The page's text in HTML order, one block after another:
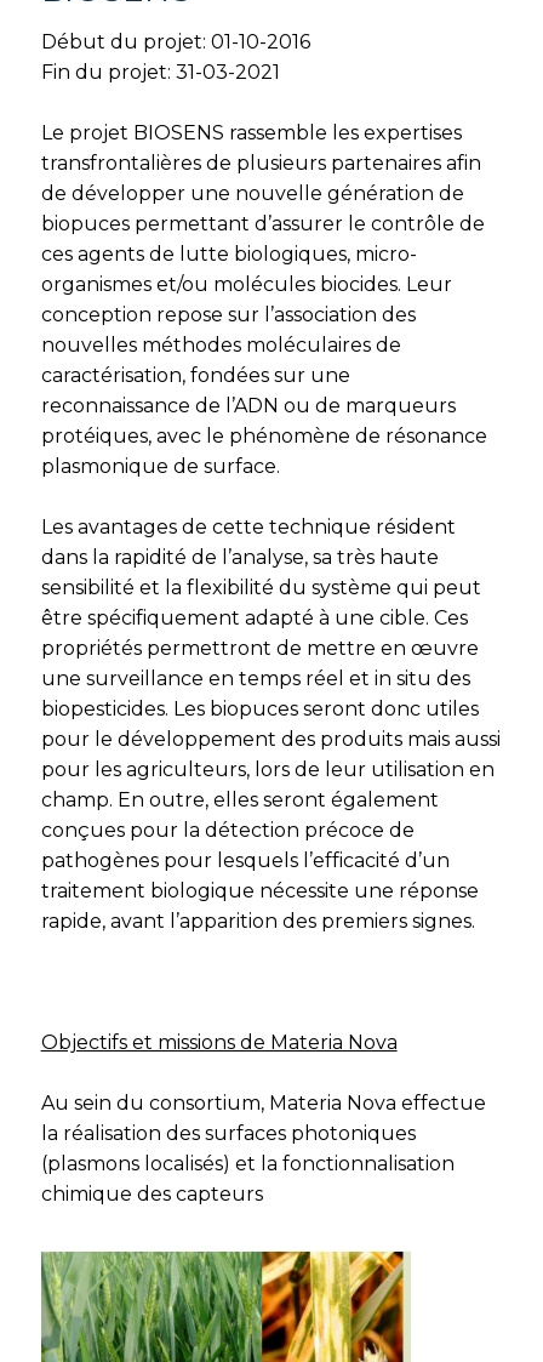
Début du projet: 01-10-2016
Fin du projet: 31-03-2021
Le projet BIOSENS rassemble les expertises
transfrontalières de plusieurs partenaires afin
de développer une nouvelle génération de
biopuces permettant d’assurer le contrôle de
ces agents de lutte biologiques, micro-
organismes et/ou molécules biocides. Leur
conception repose sur l’association des
nouvelles méthodes moléculaires de
caractérisation, fondées sur une
reconnaissance de l’ADN ou de marqueurs
protéiques, avec le phénomène de résonance
plasmonique de surface.
Les avantages de cette technique résident
dans la rapidité de l’analyse, sa très haute
sensibilité et la flexibilité du système qui peut
être spécifiquement adapté à une cible. Ces
propriétés permettront de mettre en œuvre
une surveillance en temps réel et in situ des
biopesticides. Les biopuces seront donc utiles
pour le développement des produits mais aussi
pour les agriculteurs, lors de leur utilisation en
champ. En outre, elles seront également
conçues pour la détection précoce de
pathogènes pour lesquels l’efficacité d’un
traitement biologique nécessite une réponse
rapide, avant l’apparition des premiers signes.
Objectifs et missions de Materia Nova
Au sein du consortium, Materia Nova effectue
la réalisation des surfaces photoniques
(plasmons localisés) et la fonctionnalisation
chimique des capteurs